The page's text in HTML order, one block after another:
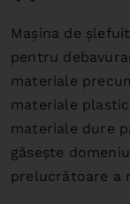
Maşina de
pentru
materiale
materiale
materiale dure
găseşte
prelucrătoare a